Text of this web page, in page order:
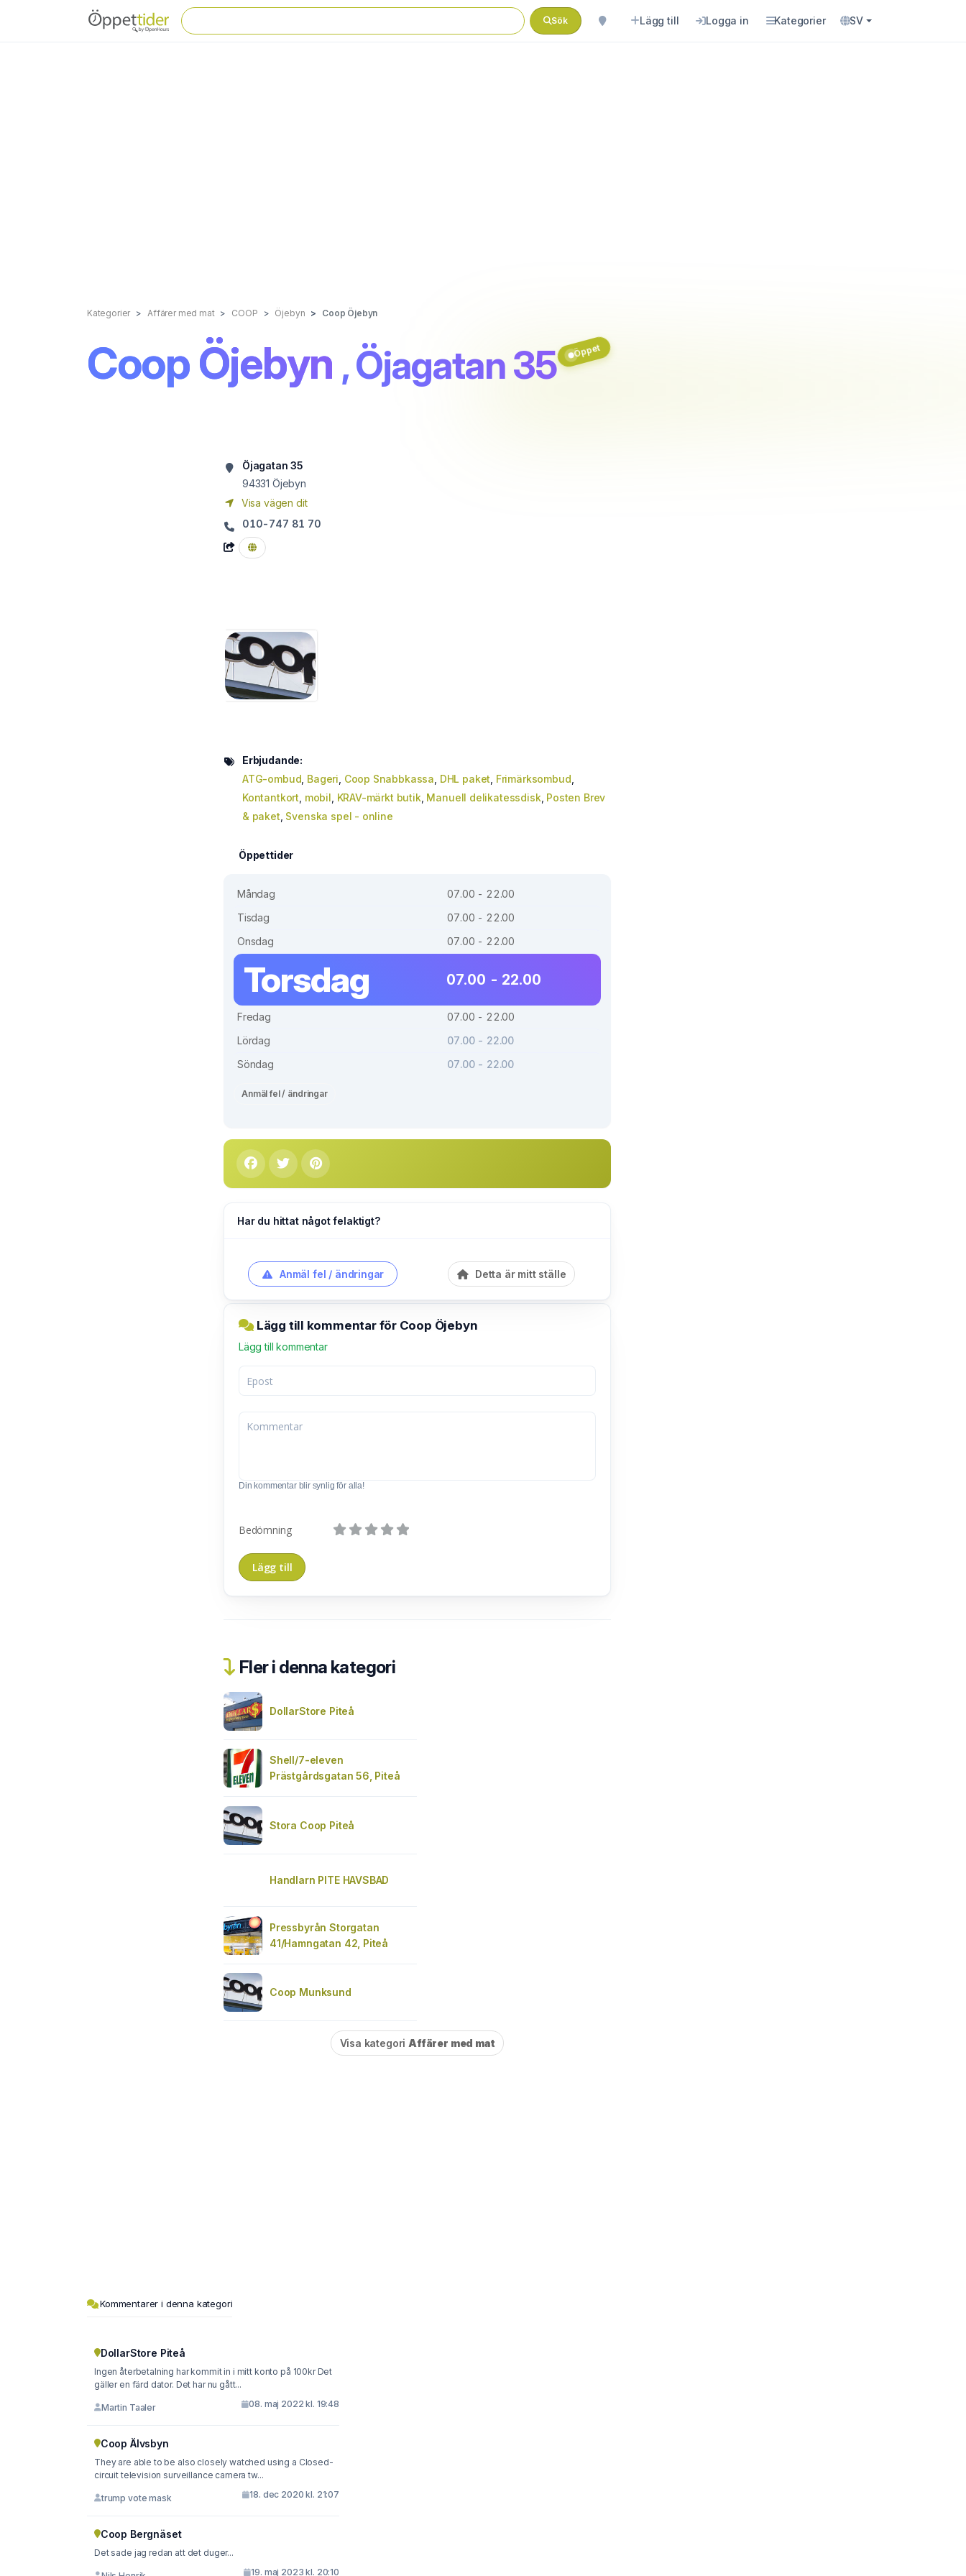
Sök Lägg till Logga in Kategorier SV
Kategorier Affärer med mat COOP Öjebyn Coop Öjebyn
Coop Öjebyn , Öjagatan 35 Öppet
Öjagatan 35
94331 Öjebyn
Visa vägen dit
010-747 81 70
Erbjudande:
ATG-ombud Bageri Coop Snabbkassa DHL paket Frimärksombud
Kontantkort mobil KRAV-märkt butik, Manuell delikatessdisk, Posten Brev
& paket Svenska spel - online
Öppettider
Måndag
07.00 - 22.00
Tisdag
07.00 - 22.00
Onsdag
07.00 - 22.00
Torsdag 07.00 - 22.00
Fredag
07.00 - 22.00
Lördag
07.00 - 22.00
Söndag
07.00 - 22.00
Anmäl fel / ändringar
Har du hittat något felaktigt?
Anmäl fel / ändringar Detta är mitt ställe
Lägg till kommentar för Coop Öjebyn
Lägg till kommentar
Din kommentar blir synlig för alla!
Bedömning
Fler i denna kategori
DollarStore Piteå
Shell/7-eleven
Prästgårdsgatan 56, Piteå
Stora Coop Piteå
Handlarn PITE HAVSBAD
Pressbyrån Storgatan
41/Hamngatan 42, Piteå
Coop Munksund
Visa kategori Affärer med mat
Kommentarer i denna kategori
DollarStore Piteå
Ingen återbetalning har kommit in i mitt konto på 100kr Det
gäller en färd dator. Det har nu gått...
Martin Taaler 08. maj 2022 kl. 19:48
Coop Älvsbyn
They are able to be also closely watched using a Closed-
circuit television surveillance camera tw...
trump vote mask 18. dec 2020 kl. 21:07
Coop Bergnäset
Det sade jag redan att det duger...
19. maj 2023 kl. 20:10